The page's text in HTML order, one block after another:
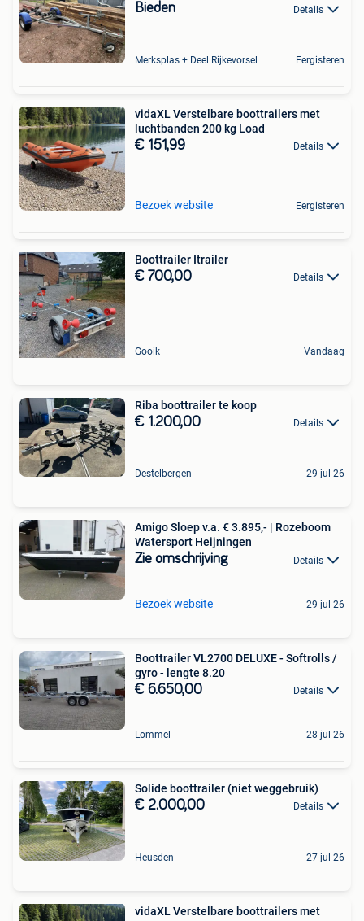
Bieden Details
Merksplas + Deel Rijkevorsel Eergisteren
vidaXL Verstelbare boottrailers met
luchtbanden 200 kg Load
€ 151,99 Details
Bezoek website Eergisteren
Boottrailer Itrailer
€ 700,00 Details
Gooik Vandaag
Riba boottrailer te koop
€ 1.200,00 Details
Destelbergen 29 jul 26
Amigo Sloep v.a. € 3.895,- | Rozeboom
Watersport Heijningen
Zie omschrijving Details
Bezoek website 29 jul 26
Boottrailer VL2700 DELUXE - Softrolls /
gyro - lengte 8.20
€ 6.650,00 Details
Lommel 28 jul 26
Solide boottrailer (niet weggebruik)
€ 2.000,00 Details
Heusden 27 jul 26
vidaXL Verstelbare boottrailers met